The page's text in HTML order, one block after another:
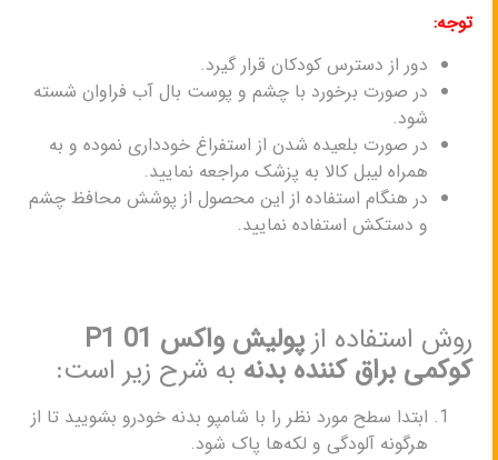
توجه:
دور از دسترس کودکان قرار گیرد.
در صورت برخورد با چشم و پوست بال آب فراوان شسته
شود.
در صورت بلعیده شدن از استفراغ خودداری نموده و به
همراه لیبل کالا به پزشک مراجعه نمایید.
در هنگام استفاده از این محصول از پوشش محافظ چشم
و دستکش استفاده نمایید.
روش استفاده از پولیش واکس P1 01
کوکمی براق کننده بدنه به شرح زیر است:
ابتدا سطح مورد نظر را با شامپو بدنه خودرو بشویید تا از
هرگونه آلودگی و لکه‌ها پاک شود.